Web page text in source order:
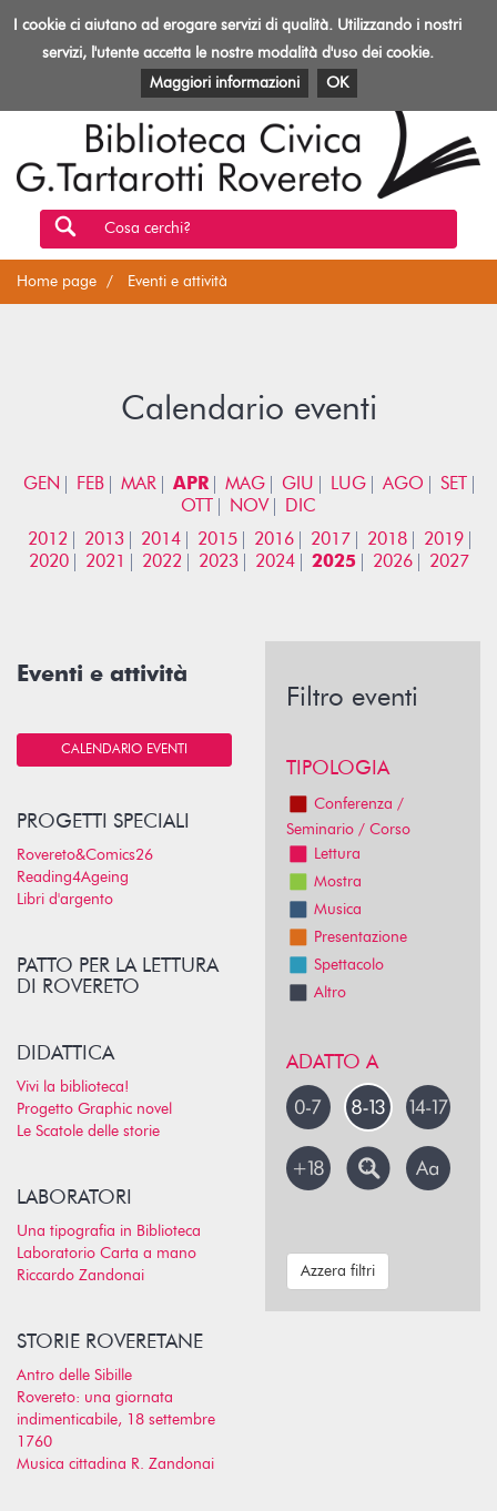
Toggle
Biblioteca
Rovereto
EVENTI E ATTIVITÀ PATRIMONIO E RISORSE
Cosa cerchi?
Home page Eventi e attività
Calendario eventi
GEN FEB MAR APR MAG GIU LUG AGO
SET
OTT
NOV
DIC
2012
2013 2014 2015 2016 2017 2018
2019
2020
2021 2022 2023 2024 2025 2026 2027
Eventi e attività
CALENDARIO EVENTI
PROGETTI SPECIALI
Rovereto&Comics26
Reading4Ageing
Libri d'argento
PATTO PER LA LETTURA
DI ROVERETO
DIDATTICA
Vivi la biblioteca!
Progetto Graphic novel
Le Scatole delle storie
LABORATORI
Una tipografia in Biblioteca
Laboratorio Carta a mano
Riccardo Zandonai
STORIE ROVERETANE
Antro delle Sibille
Rovereto: una giornata
indimenticabile, 18 settembre
1760
Musica cittadina R. Zandonai
Filtro eventi
TIPOLOGIA
Conferenza /
Seminario / Corso
Lettura
Mostra
Musica
Presentazione
Spettacolo
Altro
ADATTO A
Azzera filtri
I cookie ci aiutano ad erogare servizi di qualità. Utilizzando i nostri
servizi, l'utente accetta le nostre modalità d'uso dei cookie.
Maggiori informazioni
OK